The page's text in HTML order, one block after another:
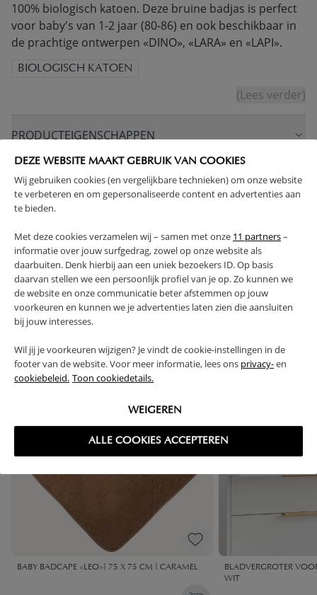
DEZE WEBSITE MAAKT GEBRUIK VAN COOKIES
Wij gebruiken cookies (en vergelijkbare technieken) om onze website
te verbeteren en om gepersonaliseerde content en advertenties aan
te bieden.
Met deze cookies verzamelen wij – samen met onze 11 partners–
informatie over jouw surfgedrag, zowel op onze website als
daarbuiten. Denk hierbij aan een uniek bezoekers ID. Op basis
daarvan stellen we een persoonlijk profiel van je op. Zo kunnen we
de website en onze communicatie beter afstemmen op jouw
voorkeuren en kunnen we je advertenties laten zien die aansluiten
bij jouw interesses.
Wil jij je voorkeuren wijzigen? Je vindt de cookie-instellingen in de
footer van de website. Voor meer informatie, lees ons privacy-en
cookiebeleid. Toon cookiedetails.
WEIGEREN
ALLE COOKIES ACCEPTEREN
100% biologisch katoen. Deze bruine badjas is perfect
voor baby's van 1-2 jaar (80-86) en ook beschikbaar in
de prachtige ontwerpen «DINO», «LARA» en «LAPI».
BIOLOGISCH KATOEN
(Lees verder)
PRODUCTEIGENSCHAPPEN
PLUS- EN MINPUNTEN
RETOUREN
High-contrast mode
VAAK SAMEN GEKOCHT
OUTLET
BABY BADCAPE «LEO»| 75 X 75 CM | CARAMEL
OUTLET
BLADVERGROTER
WIT